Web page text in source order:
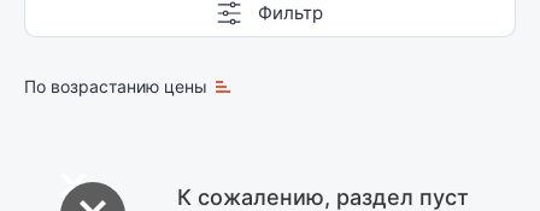
Фильтр
По возрастанию цены
К сожалению, раздел пуст